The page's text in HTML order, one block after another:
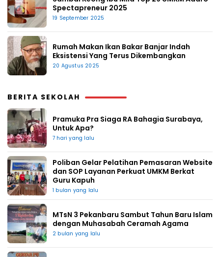
Spectapreneur 2025
19 September 2025
Rumah Makan Ikan Bakar Banjar Indah
Eksistensi Yang Terus Dikembangkan
20 Agustus 2025
BERITA SEKOLAH
Pramuka Pra Siaga RA Bahagia Surabaya,
Untuk Apa?
7 hari yang lalu
Poliban Gelar Pelatihan Pemasaran Website
dan SOP Layanan Perkuat UMKM Berkat
Guru Kapuh
1 bulan yang lalu
MTsN 3 Pekanbaru Sambut Tahun Baru Islam
dengan Muhasabah Ceramah Agama
2 bulan yang lalu